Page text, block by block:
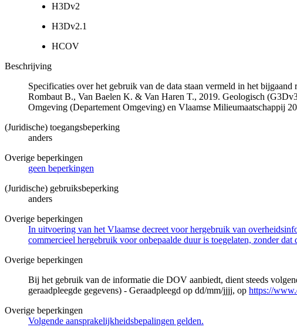
H3Dv2
H3Dv2.1
HCOV
Beschrijving
Specificaties over het gebruik van de data staan vermeld in het
Rombaut B., Van Baelen K. & Van Haren T., 2019. Geologisch
Omgeving (Departement Omgeving) en Vlaamse Milieumaatschappij
(Juridische) toegangsbeperking
anders
Overige beperkingen
geen beperkingen
(Juridische) gebruiksbeperking
anders
Overige beperkingen
In uitvoering van het Vlaamse decreet voor hergebruik van
commercieel hergebruik voor onbepaalde duur is toegelaten, zonder
Overige beperkingen
Bij het gebruik van de informatie die DOV aanbiedt, dient steeds
geraadpleegde gegevens) - Geraadpleegd op dd/mm/jjjj, op https://
Overige beperkingen
Volgende aansprakelijkheidsbepalingen gelden.